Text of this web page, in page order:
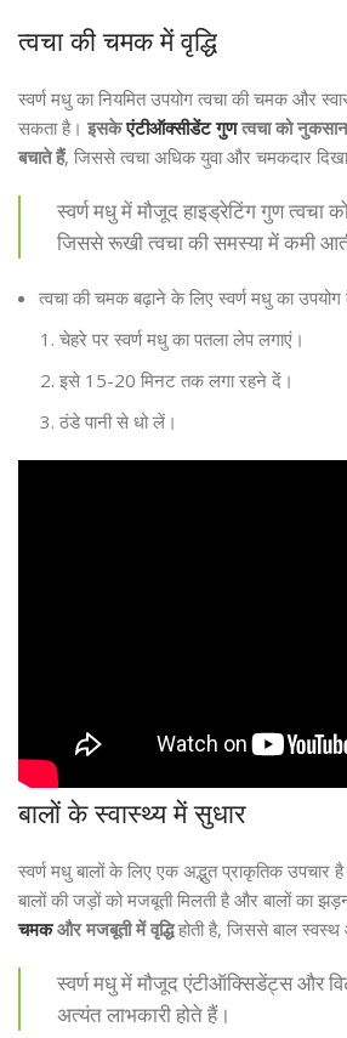
त्वचा की चमक में वृद्धि
स्वर्ण मधु का नियमित उपयोग त्वचा की चमक और
सकता है। इसकेएंटीऑक्सीडेंट गुणत्वचा को
बचाते हैं, जिससे त्वचा अधिक युवा और चमकदार
स्वर्ण मधु में मौजूद हाइड्रेटिंग गुण त्वचा
जिससे रूखी त्वचा की समस्या में कमी
त्वचा की चमक बढ़ाने के लिए स्वर्ण मधु का
चेहरे पर स्वर्ण मधु का पतला लेप लगाएं।
इसे 15-20 मिनट तक लगा रहने दें।
ठंडे पानी से धो लें।
बालों के स्वास्थ्य में सुधार
स्वर्ण मधु बालों के लिए एक अद्भुत प्राकृतिक उपचार
बालों की जड़ों को मजबूती मिलती है और बालों का
चमकऔर मजबूती में वृद्धिहोती है, जिससे बाल
स्वर्ण मधु में मौजूद एंटीऑक्सिडेंट्स और
अत्यंत लाभकारी होते हैं।